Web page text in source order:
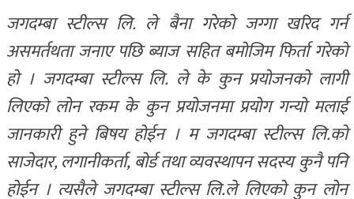
जगदम्बा स्टील्स लि. ले बैना गरेको जग्गा खरिद गर्न
असमर्तथता जनाए पछि ब्याज सहित बमोजिम फिर्ता गरेको
हो । जगदम्बा स्टील्स लि. ले के कुन प्रयोजनको लागी
लिएको लोन रकम के कुन प्रयोजनमा प्रयोग गन्यो मलाई
जानकारी हुने बिषय होईन । म जगदम्बा स्टील्स लि.को
साजेदार, लगानीकर्ता, बोर्ड तथा व्यवस्थापन सदस्य कुनै पनि
होईन । त्यसैले जगदम्बा स्टील्स लि.ले लिएको कुन लोन